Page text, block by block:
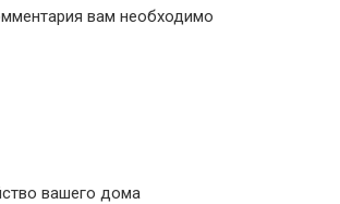
вам необходимо
вашего дома